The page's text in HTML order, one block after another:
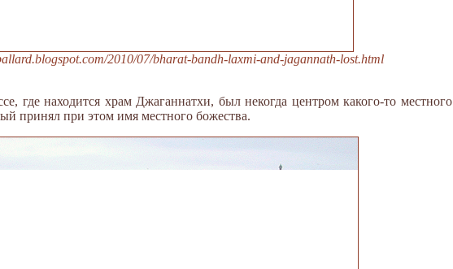
2010/07/bharat-bandh-laxmi-and-jagannath-lost.html
где находится храм Джаганнатхи, был некогда центром какого-то местного
принял при этом имя местного божества.